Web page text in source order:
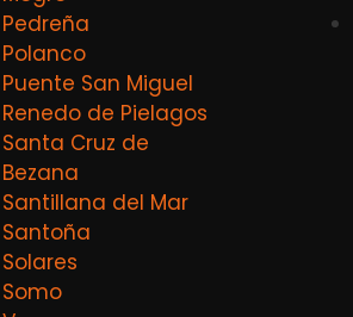
Pedreña
Polanco
Puente San Miguel
Renedo de Pielagos
Santa Cruz de
Bezana
Santillana del Mar
Santoña
Solares
Somo